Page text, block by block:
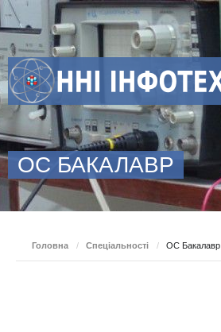
ОС БАКАЛАВР
Головна / Спеціальності / ОС Бакалавр